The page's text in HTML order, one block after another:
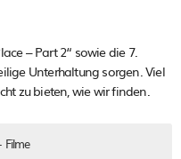
– Part 2“ sowie die 7.
Unterhaltung sorgen. Viel
zu bieten, wie wir finden.
Filme